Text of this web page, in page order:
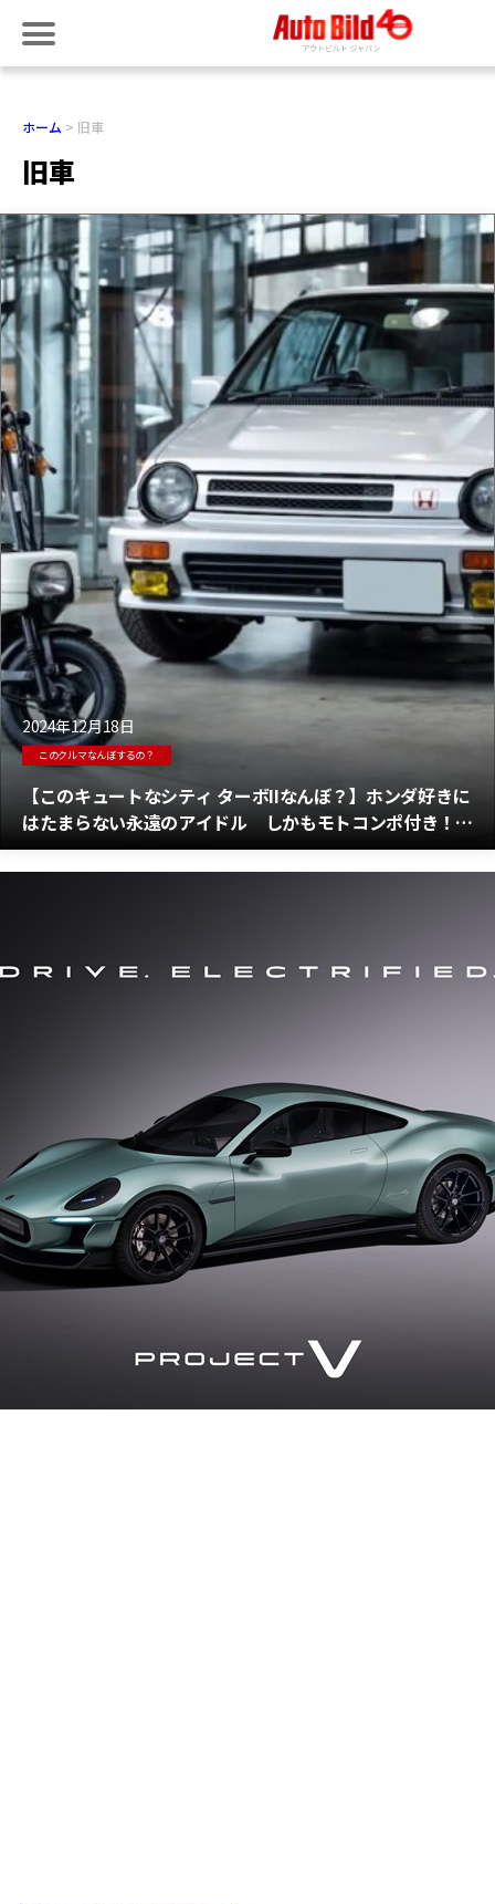
ホーム 旧車
旧車
2024年12月18日
このクルマなんぼするの？
【このキュートなシティ ターボIIなんぼ？】ホンダ好きに
はたまらない永遠のアイドル しかもモトコンポ付き！
「ホンダ シティ ターボII」販売中！